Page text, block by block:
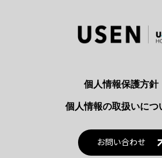
個人情報保護方針
個人情報の取扱いにつ
お問い合わせ